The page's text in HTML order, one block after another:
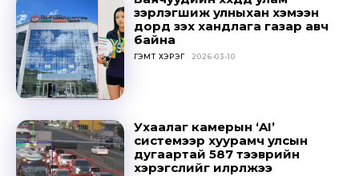
зэрлэгшиж улныхан хэмээн
дорд үзэх хандлага газар авч
байна
ГЭМТ ХЭРЭГ 2026-03-10
Ухаалаг камерын ‘AI’
системээр хуурамч улсын
дугаартай 587 тээврийн
хэрэгслийг илрүүлжээ